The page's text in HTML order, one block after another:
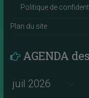
Politique de
Plan du site
AGENDA